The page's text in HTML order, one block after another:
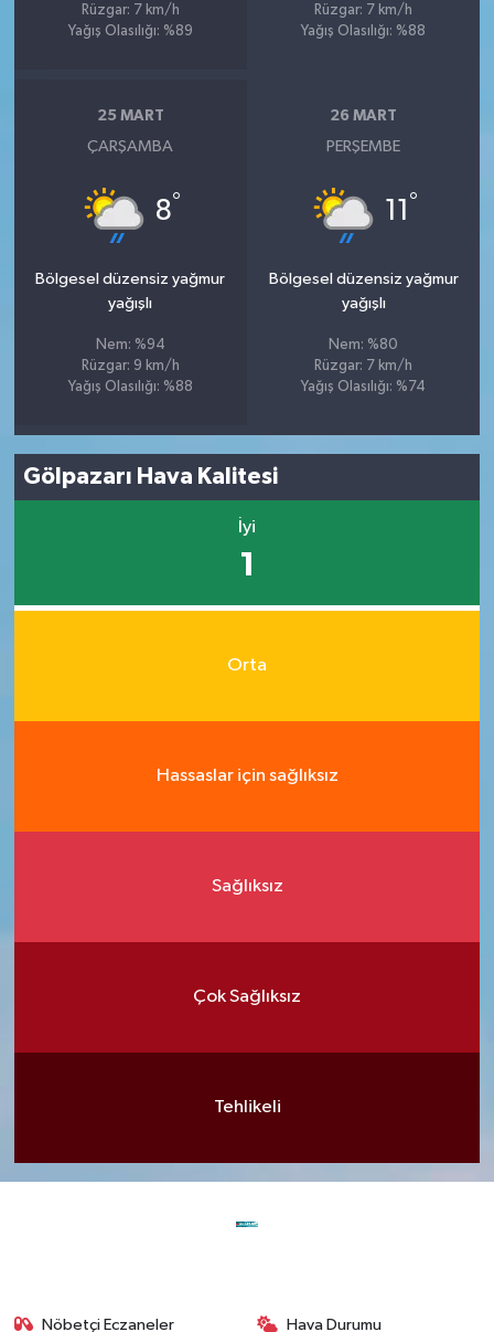
Rüzgar: 7 km/h
Yağış Olasılığı: %89
Rüzgar: 7 km/h
Yağış Olasılığı: %88
25 MART
ÇARŞAMBA
8°
Bölgesel düzensiz yağmur
yağışlı
Nem: %94
Rüzgar: 9 km/h
Yağış Olasılığı: %88
26 MART
PERŞEMBE
11 °
Bölgesel düzensiz yağmur
yağışlı
Nem: %80
Rüzgar: 7 km/h
Yağış Olasılığı: %74
Gölpazarı Hava Kalitesi
İyi
1
Orta
Hassaslar için sağlıksız
Sağlıksız
Çok Sağlıksız
Tehlikeli
Nöbetçi Eczaneler Hava Durumu